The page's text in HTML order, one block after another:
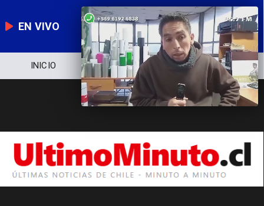
EN VIVO
NOTICIERO POLÍTICA ECONOMÍA